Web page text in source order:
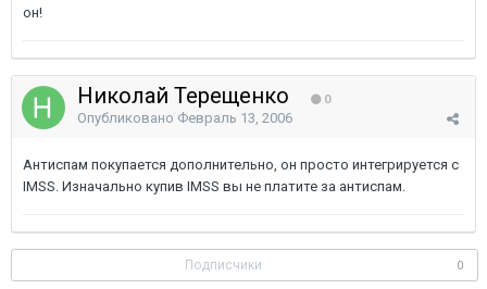
он!
Николай Терещенко 0
Опубликовано Февраль 13, 2006
Антиспам покупается дополнительно, он просто интегрируется с
IMSS. Изначально купив IMSS вы не платите за антиспам.
Подписчики 0